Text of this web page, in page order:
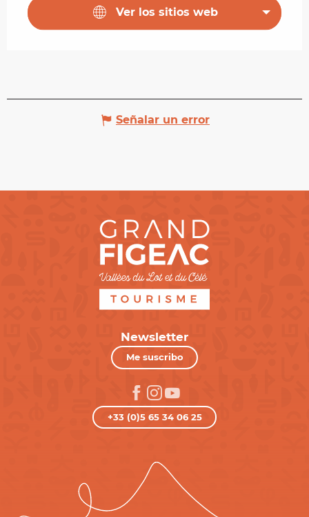
Ver los sitios web
Señalar un error
Newsletter
Me suscribo
+33 (0)5 65 34 06 25